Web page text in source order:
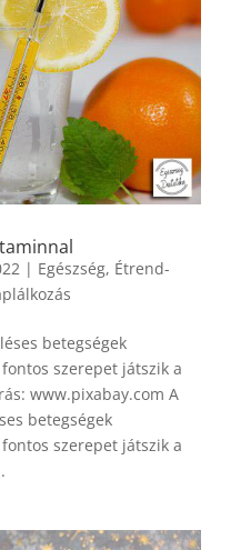
| Egészség, Étrend-
betegségek
szerepet játszik a
www.pixabay.com A
betegségek
szerepet játszik a